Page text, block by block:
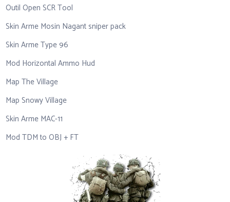
Outil Open SCR Tool
Skin Arme Mosin Nagant sniper pack
Skin Arme Type 96
Mod Horizontal Ammo Hud
Map The Village
Map Snowy Village
Skin Arme MAC-11
Mod TDM to OBJ + FT